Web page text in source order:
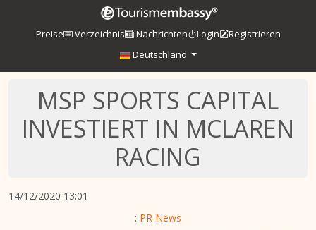
Preise Verzeichnis Nachrichten Login
Registrieren
Deutschland
MSP SPORTS CAPITAL
INVESTIERT IN MCLAREN
RACING
14/12/2020 13:01
: PR News